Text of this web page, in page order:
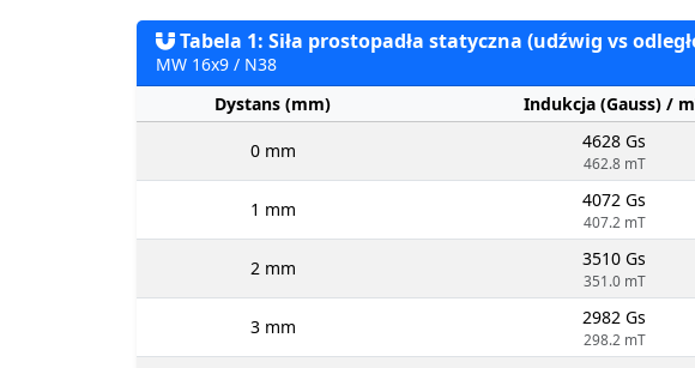
Tabela 1: Siła prostopadła statyczna (udźwig vs
MW 16x9 / N38
Dystans (mm)
Indukcja (Gauss) /
0 mm 4628 Gs
462.8 mT
1 mm 4072 Gs
407.2 mT
2 mm 3510 Gs
351.0 mT
3 mm 2982 Gs
298.2 mT